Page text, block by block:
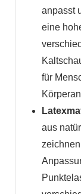
anpasst
eine
für
aus